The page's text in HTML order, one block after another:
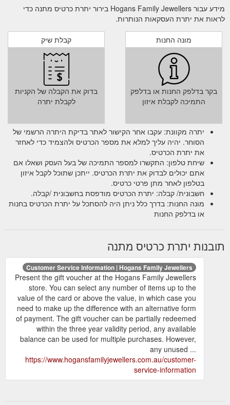
מידע עבור Hogans Family Jewellers בירור יתרת כרטיס מתנה כדי
לראות את יתרת העסקאות הנותרות.
קבלת שיק
בדוק את הקבלה של הקניות
לקבלת יתרה
מונה החנות
בקר בדלפק החנות או בדלפק
התמיכה לקבלת איזון
יתרה מקוונת: עקבו אחר הקישור לאתר בדיקת היתרה הרשמי של
הסוחר. יהיה עליך למלא את מספר הכרטיס ולהצמיד כדי לאחזר
את יתרת הכרטיס.
שיחת טלפון: התקשרו למספר התמיכה של בעל העסק ושאלו אם
אתם יכולים לבדוק את יתרת הכרטיס. ייתכן שתוכל לקבל איזון
בטלפון לאחר מתן פרטי כרטיס.
חשבונית/ קבלה: יתרת הכרטיס מודפסת בחשבונית /קבלה.
מונה החנות: בדרך כלל ניתן היה להסתכל על יתרת הכרטיס בחנות
או בדלפק החנות
תובנות יתרת כרטיס מתנה
Customer Service Information | Hogans Family Jewellers
Present the gift voucher at the Hogans Family Jewellers
store. You can select any number of items up to the
value of the card or above the value, in which case you
need to make up the difference with an alternative form
of payment. The gift voucher can be partially redeemed
within the three year validity period, any available
balance can be used for multiple purchases. However,
any unused ...
https://www.hogansfamilyjewellers.com.au/customer-
service-information